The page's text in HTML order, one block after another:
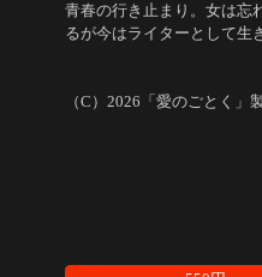
青春の行き止まり。女は忘
るが今はライターとして生
（C）2026「愛のごとく」